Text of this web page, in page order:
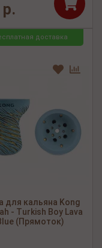
доставка
для кальяна Kong
- Turkish Boy Lava
(Прямоток)